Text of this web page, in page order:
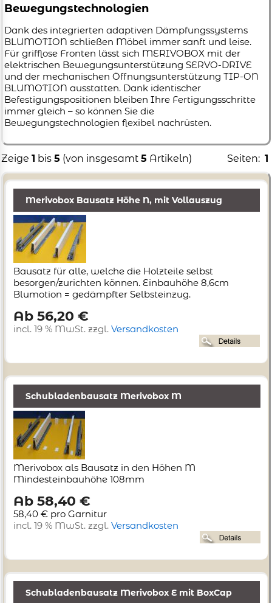
Bewegungstechnologien
Dank des integrierten adaptiven Dämpfungssystems
BLUMOTION schließen Möbel immer sanft und leise.
Für grifflose Fronten lässt sich MERIVOBOX mit der
elektrischen Bewegungsunterstützung SERVO-DRIVE
und der mechanischen Öffnungsunterstützung TIP-ON
BLUMOTION ausstatten. Dank identischer
Befestigungspositionen bleiben Ihre Fertigungsschritte
immer gleich – so können Sie die
Bewegungstechnologien flexibel nachrüsten.
Zeige 1 bis 5 (von insgesamt 5 Artikeln) Seiten: 1
Merivobox Bausatz Höhe N, mit Vollauszug
Bausatz für alle, welche die Holzteile selbst
besorgen/zurichten können. Einbauhöhe 8,6cm
Blumotion = gedämpfter Selbsteinzug.
Ab 56,20 €
incl. 19 % MwSt. zzgl. Versandkosten
Schubladenbausatz Merivobox M
Merivobox als Bausatz in den Höhen M
Mindesteinbauhöhe 108mm
Ab 58,40 €
58,40 € pro Garnitur
incl. 19 % MwSt. zzgl. Versandkosten
Schubladenbausatz Merivobox E mit BoxCap